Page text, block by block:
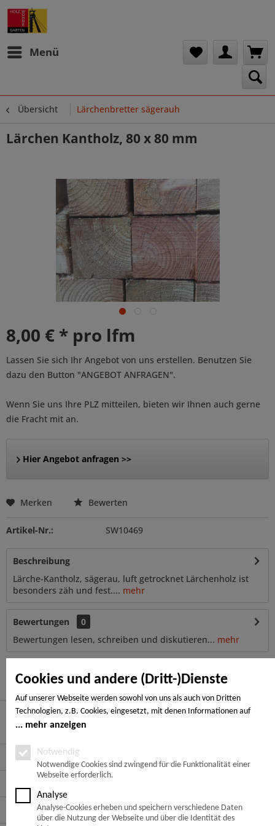
Cookies und andere (Dritt-)Dienste
Auf unserer Webseite werden sowohl von uns als auch von Dritten
Technologien, z.B. Cookies, eingesetzt, mit denen Informationen auf
Ihrem Endgerät gespeichert und/oder von Ihrem Endgerät abgerufen
Notwendige Cookies, Analyse-, Marketing- und Statistik-Cookies. Bei den
notwendigen Cookies handelt es sich um solche, die technisch notwendig
sind, um den von Ihnen gewünschten Dienst bereitzustellen, die übrigen
Cookies werden nur auf Grund einer von Ihnen erteilten Einwilligung
gesetzt. Die Einwilligung ist freiwillig. Personen, die das 16. Lebensjahr
noch nicht vollendet haben, benötigen die Zustimmung der
mehr anzeigen
Notwendig
Notwendige Cookies sind zwingend für die Funktionalität einer
Webseite erforderlich.
Analyse
Analyse-Cookies erheben und speichern verschiedene Daten
über die Nutzung der Webseite und über die Identität des
Menü
Übersicht Lärchenbretter sägerauh
Lärchen Kantholz, 80 x 80 mm
8,00 € * pro lfm
Lassen Sie sich Ihr Angebot von uns erstellen. Benutzen Sie
dazu den Button "ANGEBOT ANFRAGEN".
Wenn Sie uns Ihre PLZ mitteilen, bieten wir Ihnen auch gerne
die Fracht mit an.
Hier Angebot anfragen >>
Merken Bewerten
Artikel-Nr.: SW10469
Beschreibung
Lärche-Kantholz, sägerau, luft getrocknet Lärchenholz ist
besonders zäh und fest.... mehr
Bewertungen
0
Bewertungen lesen, schreiben und diskutieren... mehr
Ähnliche Artikel
Hier finden Sie uns
Service Hotline
Informationen